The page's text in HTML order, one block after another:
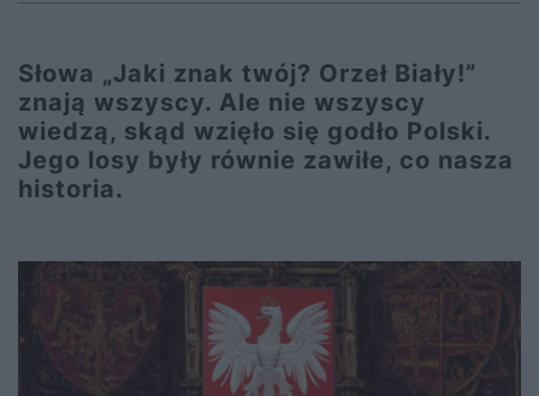
Słowa „Jaki znak twój? Orzeł Biały!”
znają wszyscy. Ale nie wszyscy
wiedzą, skąd wzięło się godło Polski.
Jego losy były równie zawiłe, co nasza
historia.